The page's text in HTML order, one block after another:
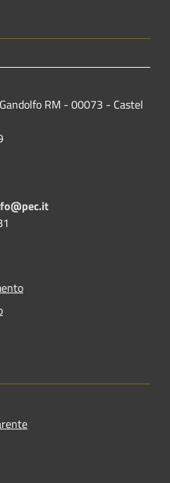
RM - 00073 - Castel